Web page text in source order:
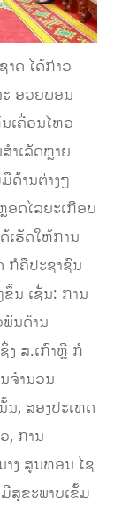
າດ ໄດ້ກ່າວ
ະ ອວຍພອນ
ເຄື່ອນໄຫວ
ຳເລັດຫຼາຍ
ດ້ານຕ່າງໆ
ອດໄລຍະເກືອບ
ເຮັດໃຫ້ການ
ກໍຄືປະຊາຊົນ
ນ ເຊັ່ນ: ການ
ນດ້ານ
ງ ສ.ເກົາຫຼີ ກໍ
ຈຳນວນ
, ສອງປະເທດ
, ການ
ງ ສູນທອນ ໄຊ
ສຸຂະພາບເຂັ້ມ